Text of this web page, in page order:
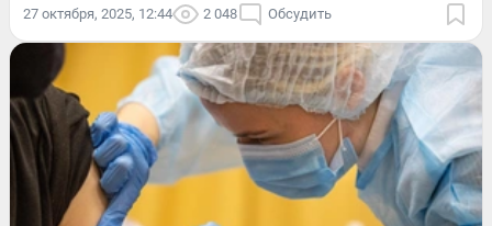
27 октября, 2025, 12:44 2 048 Обсудить